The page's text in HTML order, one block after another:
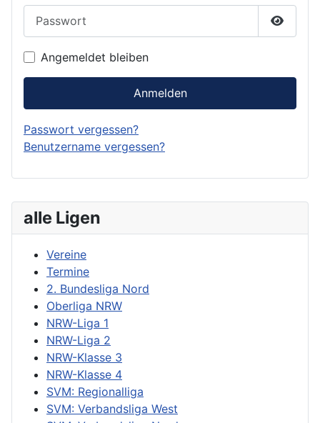
alle Ligen
Vereine
Termine
2. Bundesliga Nord
Oberliga NRW
NRW-Liga 1
NRW-Liga 2
NRW-Klasse 3
NRW-Klasse 4
SVM: Regionalliga
SVM: Verbandsliga West
Angemeldet bleiben
Anmelden
Passwort vergessen?
Benutzername vergessen?